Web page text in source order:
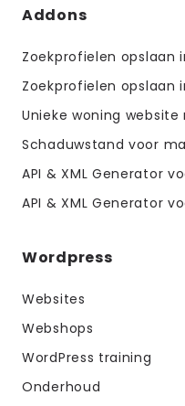
Addons
Zoekprofielen opslaan
Zoekprofielen opslaan
Unieke woning
Schaduwstand voor
API & XML Generator
API & XML Generator
Wordpress
Websites
Webshops
WordPress training
Onderhoud